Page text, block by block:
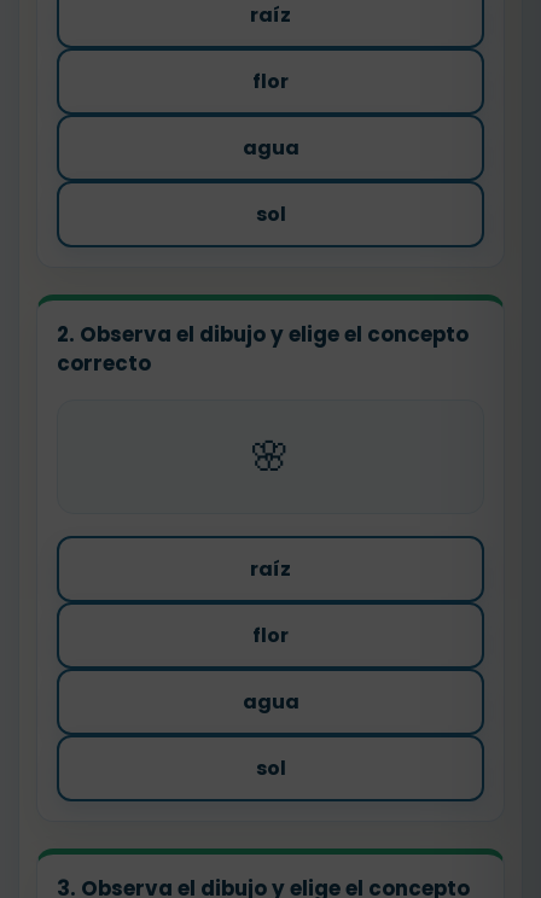
raíz
flor
agua
sol
2. Observa el dibujo y elige el concepto
correcto
🌸
raíz
flor
agua
sol
3. Observa el dibujo y elige el concepto